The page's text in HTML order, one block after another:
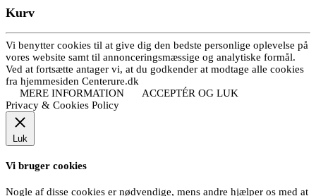
Kurv
Vi benytter cookies til at give dig den bedste personlige oplevelse på
vores website samt til annonceringsmæssige og analytiske formål.
Ved at fortsætte antager vi, at du godkender at modtage alle cookies
fra hjemmesiden Centerure.dk
MERE INFORMATION
ACCEPTÉR OG LUK
Privacy & Cookies Policy
Luk
Vi bruger cookies
Nogle af disse cookies er nødvendige, mens andre hjælper os med at